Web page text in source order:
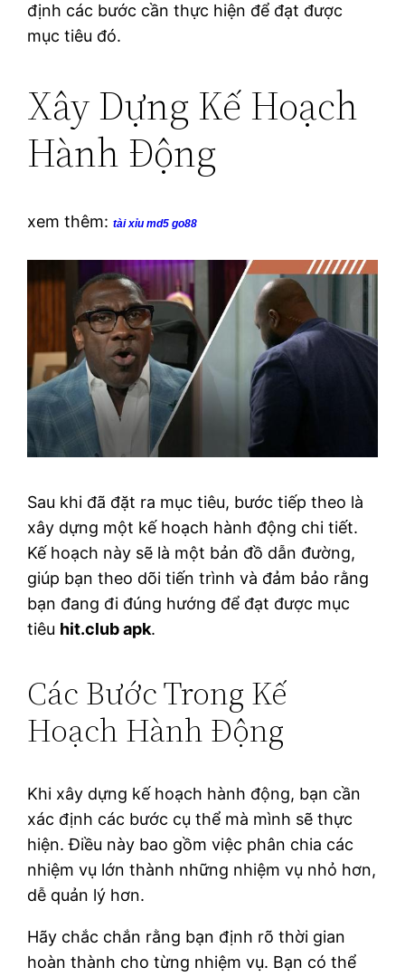
định các bước cần thực hiện để đạt được
mục tiêu đó.
Xây Dựng Kế Hoạch
Hành Động
xem thêm:tài xỉu md5 go88
Sau khi đã đặt ra mục tiêu, bước tiếp theo là
xây dựng một kế hoạch hành động chi tiết.
Kế hoạch này sẽ là một bản đồ dẫn đường,
giúp bạn theo dõi tiến trình và đảm bảo rằng
bạn đang đi đúng hướng để đạt được mục
tiêu hit.club apk.
Các Bước Trong Kế
Hoạch Hành Động
Khi xây dựng kế hoạch hành động, bạn cần
xác định các bước cụ thể mà mình sẽ thực
hiện. Điều này bao gồm việc phân chia các
nhiệm vụ lớn thành những nhiệm vụ nhỏ hơn,
dễ quản lý hơn.
Hãy chắc chắn rằng bạn định rõ thời gian
hoàn thành cho từng nhiệm vụ. Bạn có thể